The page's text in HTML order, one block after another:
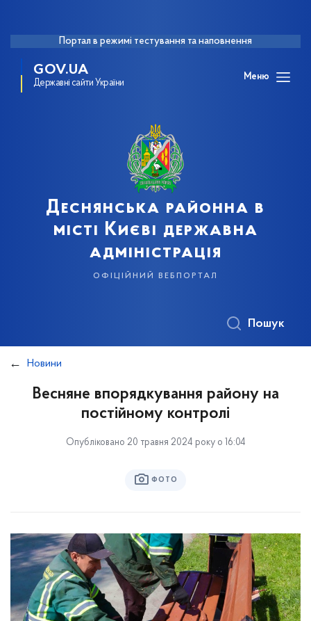
Портал в режимі тестування та наповнення
GOV.UA
Державні сайти України
Меню
Деснянська районна в
місті Києві державна
адміністрація
офіційний вебпортал
Пошук
Новини
Весняне впорядкування району на
постійному контролі
Опубліковано 20 травня 2024 року о 16:04
ФОТО